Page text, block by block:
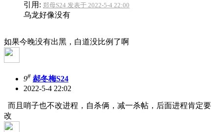
引用: 郑母S24 发表于 2022-5-4 22:00
乌龙好像没有
如果今晚没有出黑，白道没比例了啊
9# 郝冬梅S24
2022-5-4 22:02
而且哨子也不改进程，自杀俩，减一杀帖，后面进程肯定要
改